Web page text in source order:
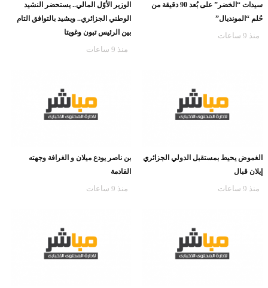
سيدات “الخضر” على بُعد 90 دقيقة من
حُلم “المونديال”
منذ 9 ساعات
الوزير الأوّل المالي.. يستحضر النشيد
الوطني الجزائري.. ويشيد بالتوافق التام
بين الرئيس تبون وغويتا
منذ 9 ساعات
الغموض يحيط بمستقبل الدولي الجزائري
إيلان قبال
منذ 9 ساعات
بن ناصر يودع ميلان و الغرافة وجهته
القادمة
منذ 9 ساعات